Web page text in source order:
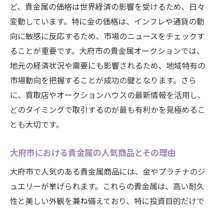
ど、貴金属の価格は世界経済の影響を受けるため、日々
変動しています。特に金の価格は、インフレや通貨の動
向に敏感に反応するため、市場のニュースをチェックす
ることが重要です。大府市の貴金属オークションでは、
地元の経済状況や需要にも影響されるため、地域特有の
市場動向を把握することが成功の鍵となります。さら
に、買取店やオークションハウスの最新情報を活用し、
どのタイミングで取引するのが最も有利かを見極めるこ
とも大切です。
大府市における貴金属の人気商品とその理由
大府市で人気のある貴金属商品には、金やプラチナのジ
ュエリーが挙げられます。これらの貴金属は、高い耐久
性と美しい外観を兼ね備えており、特に投資目的だけで